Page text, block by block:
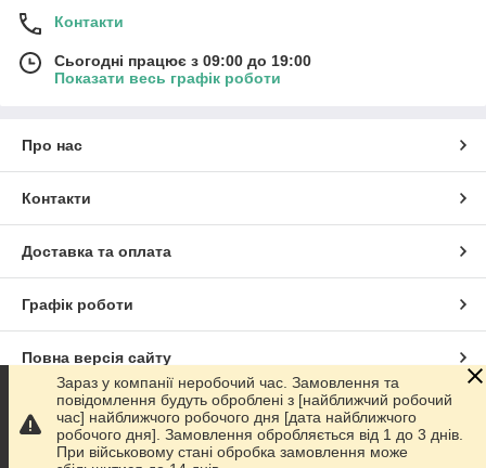
Контакти
Сьогодні працює з 09:00 до 19:00
Показати весь графік роботи
Про нас
Контакти
Доставка та оплата
Графік роботи
Повна версія сайту
Сайт створено на маркетплейсіProm.ua
Політика конфіденційності
Зараз у компанії неробочий час. Замовлення та
повідомлення будуть оброблені з [найближчий робочий
час] найближчого робочого дня [дата найближчого
робочого дня]. Замовлення обробляється від 1 до 3 днів.
При військовому стані обробка замовлення може